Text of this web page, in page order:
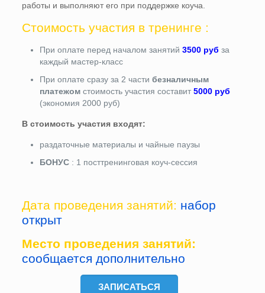
работы и выполняют его при поддержке коуча.
Стоимость участия в тренинге :
При оплате перед началом занятий 3500 руб за
каждый мастер-класс
При оплате сразу за 2 части безналичным
платежомстоимость участия составит 5000 руб
(экономия 2000 руб)
В стоимость участия входят:
раздаточные материалы и чайные паузы
БОНУС: 1 посттренинговая коуч-сессия
Дата проведения занятий: набор
открыт
Место проведения занятий:
сообщается дополнительно
ЗАПИСАТЬСЯ